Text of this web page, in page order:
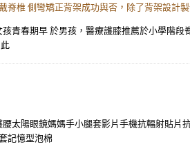
椎 側彎矯正背架成功與否，除了背架設計製
青春期早 於男孩，醫療護膝推薦於小學階
太陽眼鏡媽媽手小腿套影片手機抗輻射貼
記憶型泡棉